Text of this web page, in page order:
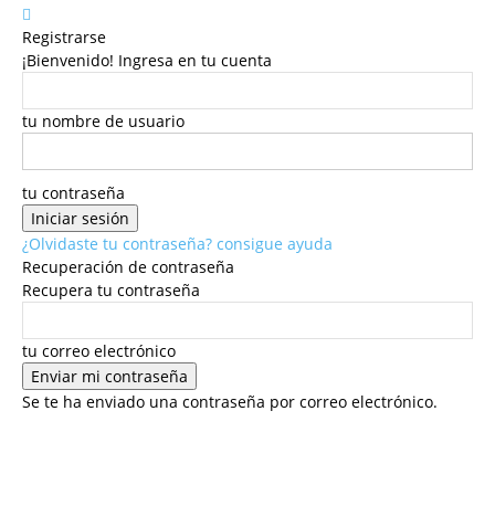
Registrarse
¡Bienvenido! Ingresa en tu cuenta
tu nombre de usuario
tu contraseña
¿Olvidaste tu contraseña? consigue ayuda
Recuperación de contraseña
Recupera tu contraseña
tu correo electrónico
Se te ha enviado una contraseña por correo electrónico.